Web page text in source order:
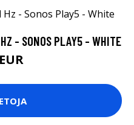
- SONOS PLAY5 - WHITE